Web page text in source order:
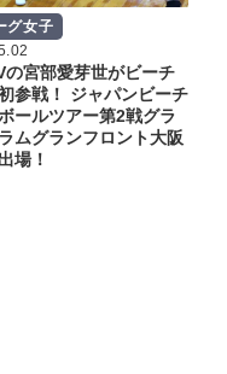
グ女子
の宮部愛芽世がビーチ
参戦！ ジャパンビーチ
ールツアー第2戦グラ
ムグランフロント大阪
場！